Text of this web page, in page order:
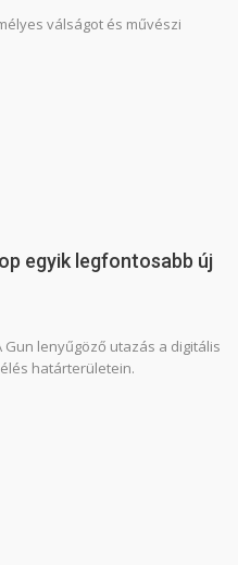
válságot és művészi
egyik legfontosabb új
Gun lenyűgöző utazás a digitális
határterületein.